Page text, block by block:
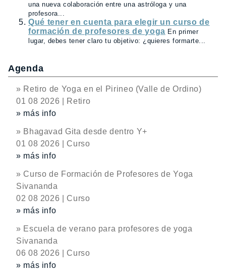
una nueva colaboración entre una astróloga y una
profesora...
Qué tener en cuenta para elegir un curso de
formación de profesores de yoga En primer
lugar, debes tener claro tu objetivo: ¿quieres formarte...
Agenda
» Retiro de Yoga en el Pirineo (Valle de Ordino)
01 08 2026 | Retiro
» más info
» Bhagavad Gita desde dentro Y+
01 08 2026 | Curso
» más info
» Curso de Formación de Profesores de Yoga
Sivananda
02 08 2026 | Curso
» más info
» Escuela de verano para profesores de yoga
Sivananda
06 08 2026 | Curso
» más info